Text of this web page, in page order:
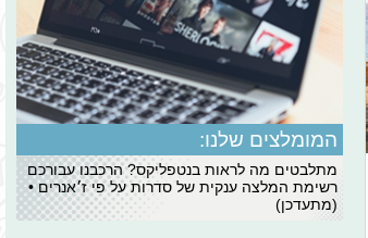
המומלצים שלנו:
מתלבטים מה לראות בנטפליקס? הרכבנו עבורכם
רשימת המלצה ענקית של סדרות על פי ז׳אנרים •
(מתעדכן)